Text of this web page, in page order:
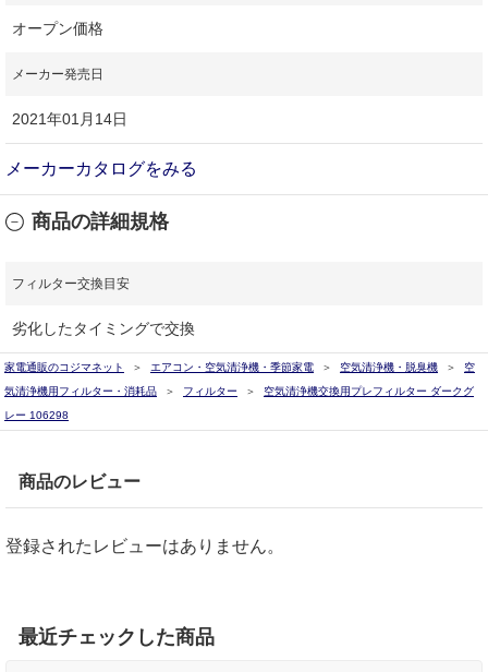
オープン価格
メーカー発売日
2021年01月14日
メーカーカタログをみる
商品の詳細規格
フィルター交換目安
劣化したタイミングで交換
家電通販のコジマネット エアコン・空気清浄機・季節家電 空気清浄機・脱臭機
空
気清浄機用フィルター・消耗品
フィルター
空気清浄機交換用プレフィルター ダークグ
レー 106298
商品のレビュー
登録されたレビューはありません。
最近チェックした商品